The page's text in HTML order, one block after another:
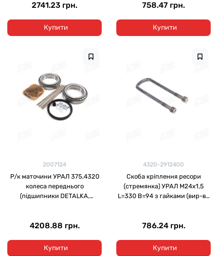
2741.23 грн.
Купити
758.47 грн.
Купити
2007124
Р/к маточини УРАЛ 375,4320
колеса переднього
(підшипники DETALKA,
4208.88 грн.
Купити
4320-2912400
Скоба кріплення ресори
(стремянка) УРАЛ М24х1,5
L=330 В=94 з гайками (вир-во
786.24 грн.
Купити